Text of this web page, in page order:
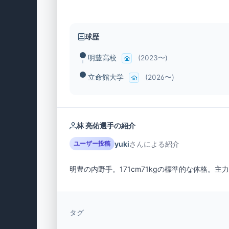
球歴
明豊高校 (2023〜)
立命館大学 (2026〜)
林 亮佑選手の紹介
ユーザー投稿 yukiさんによる紹介
明豊の内野手。171cm71kgの標準的な体格。主力
タグ